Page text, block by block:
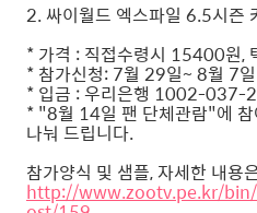
2. 싸이월드 엑스파일 6.5시즌
* 가격 : 직접수령시 15400원,
* 참가신청: 7월 29일~ 8월 7일
* 입금 : 우리은행 1002-037-
* "8월 14일 팬 단체관람"에 참
나눠 드립니다.
참가양식 및 샘플, 자세한 내용
http://www.zootv.pe.kr/